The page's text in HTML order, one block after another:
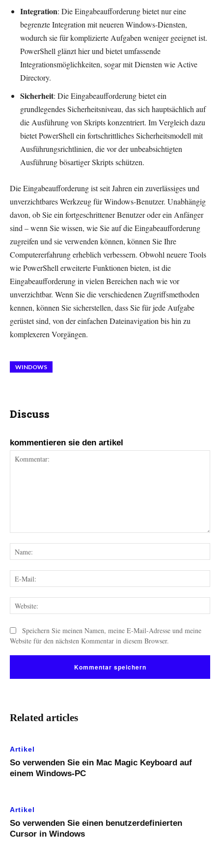
Integration: Die Eingabeaufforderung bietet nur eine
begrenzte Integration mit neueren Windows-Diensten,
wodurch sie für komplizierte Aufgaben weniger geeignet ist.
PowerShell glänzt hier und bietet umfassende
Integrationsmöglichkeiten, sogar mit Diensten wie Active
Directory.
Sicherheit: Die Eingabeaufforderung bietet ein
grundlegendes Sicherheitsniveau, das sich hauptsächlich auf
die Ausführung von Skripts konzentriert. Im Vergleich dazu
bietet PowerShell ein fortschrittliches Sicherheitsmodell mit
Ausführungsrichtlinien, die vor der unbeabsichtigten
Ausführung bösartiger Skripts schützen.
Die Eingabeaufforderung ist seit Jahren ein zuverlässiges und
unverzichtbares Werkzeug für Windows-Benutzer. Unabhängig
davon, ob Sie ein fortgeschrittener Benutzer oder ein Anfänger
sind – wenn Sie wissen, wie Sie auf die Eingabeaufforderung
zugreifen und sie verwenden können, können Sie Ihre
Computererfahrung erheblich verbessern. Obwohl neuere Tools
wie PowerShell erweiterte Funktionen bieten, ist die
Eingabeaufforderung in vielen Bereichen nach wie vor
unverzichtbar. Wenn Sie die verschiedenen Zugriffsmethoden
kennen, können Sie sicherstellen, dass Sie für jede Aufgabe
gerüstet sind, von der einfachen Dateinavigation bis hin zu
komplexeren Vorgängen.
WINDOWS
Discuss
kommentieren sie den artikel
Speichern Sie meinen Namen, meine E-Mail-Adresse und meine
Website für den nächsten Kommentar in diesem Browser.
Related articles
Artikel
So verwenden Sie ein Mac Magic Keyboard auf
einem Windows-PC
Artikel
So verwenden Sie einen benutzerdefinierten
Cursor in Windows